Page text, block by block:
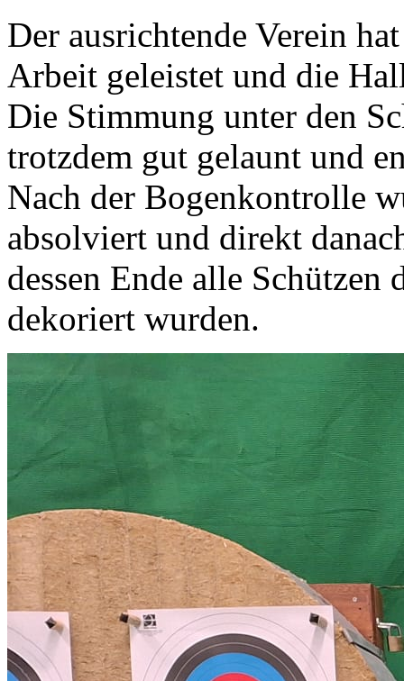
Der ausrichtende Verein
Arbeit geleistet und die
Die Stimmung unter den
trotzdem gut gelaunt und
Nach der Bogenkontrolle
absolviert und direkt
dessen Ende alle
dekoriert wurden.